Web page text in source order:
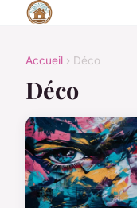
Accueil › Déco
Déco